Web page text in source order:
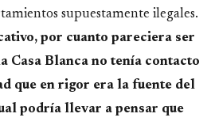
supuestamente ilegales.
por cuanto pareciera ser
Casa Blanca no tenía contacto
que en rigor era la fuente del
podría llevar a pensar que